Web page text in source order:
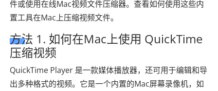
件或使用在线Mac视频文件压缩器。查看如何使用这些内
置工具在Mac上压缩视频文件。
方法 1. 如何在Mac上使用 QuickTime
压缩视频
QuickTime Player 是一款媒体播放器，还可用于编辑和导
出多种格式的视频。它是一个内置的Mac屏幕录像机，如